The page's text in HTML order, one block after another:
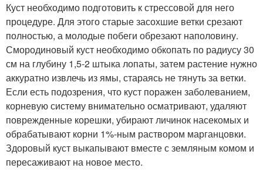
Куст необходимо подготовить к стрессовой для него
процедуре. Для этого старые засохшие ветки срезают
полностью, а молодые побеги обрезают наполовину.
Смородиновый куст необходимо обкопать по радиусу 30
см на глубину 1,5-2 штыка лопаты, затем растение нужно
аккуратно извлечь из ямы, стараясь не тянуть за ветки.
Если есть подозрения, что куст поражен заболеванием,
корневую систему внимательно осматривают, удаляют
поврежденные корешки, убирают личинок насекомых и
обрабатывают корни 1%-ным раствором марганцовки.
Здоровый куст выкапывают вместе с земляным комом и
пересаживают на новое место.